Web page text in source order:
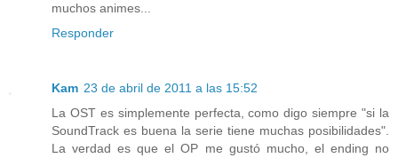
muchos animes...
Responder
Kam 23 de abril de 2011 a las 15:52
La OST es simplemente perfecta, como digo siempre "si la
SoundTrack es buena la serie tiene muchas posibilidades".
La verdad es que el OP me gustó mucho, el ending no